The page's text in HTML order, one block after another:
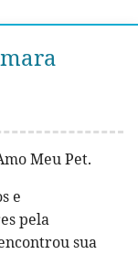
Meu Pet.
e
pela
sua